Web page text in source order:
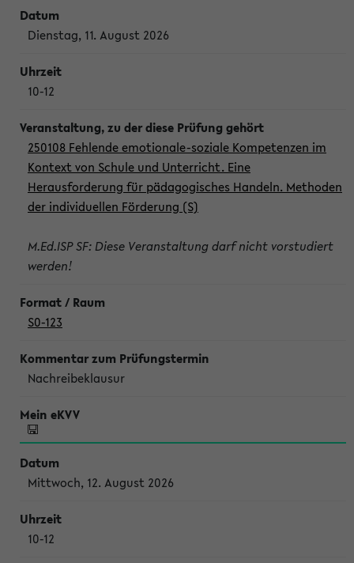
Dienstag, 11. August 2026
10-12
250108 Fehlende emotionale-soziale Kompetenzen im
Kontext von Schule und Unterricht. Eine
Herausforderung für pädagogisches Handeln. Methoden
der individuellen Förderung (S)
M.Ed.ISP SF: Diese Veranstaltung darf nicht vorstudiert
werden!
S0-123
Nachreibeklausur
Mittwoch, 12. August 2026
10-12